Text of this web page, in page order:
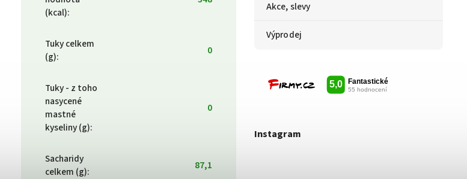
Akce, slevy
Výprodej
Instagram
(kcal):
Tuky celkem
(g): 0
Tuky - z toho
nasycené
mastné
kyseliny (g):
0
Sacharidy
celkem (g): 87,1